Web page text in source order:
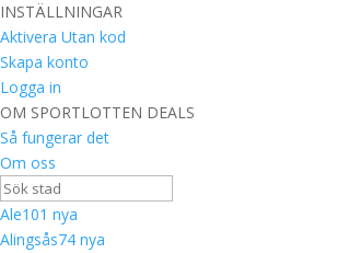
INSTÄLLNINGAR
Aktivera Utan kod
Skapa konto
Logga in
OM SPORTLOTTEN DEALS
Så fungerar det
Om oss
Ale101 nya
Alingsås74 nya